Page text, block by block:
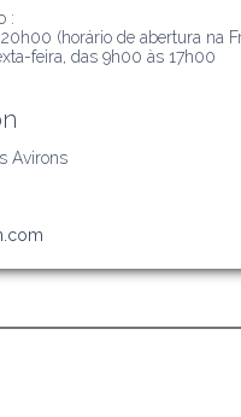
:
(horário de abertura na
feira, das 9h00 às 17h00
Avirons